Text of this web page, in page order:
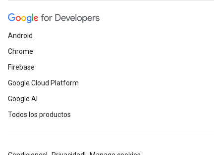
Android
Chrome
Firebase
Google Cloud Platform
Google AI
Todos los productos